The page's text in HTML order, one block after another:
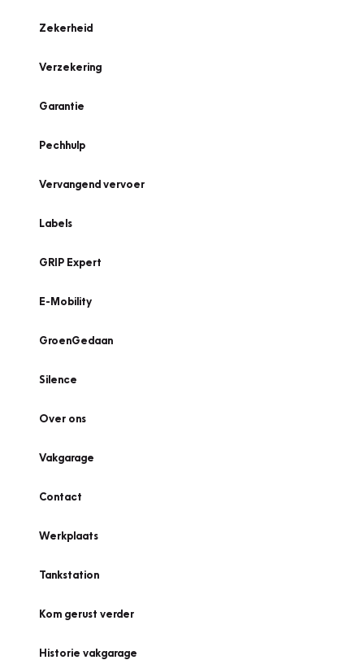
Zekerheid
Verzekering
Garantie
Pechhulp
Vervangend vervoer
Labels
GRIP Expert
E-Mobility
GroenGedaan
Silence
Over ons
Vakgarage
Contact
Werkplaats
Tankstation
Kom gerust verder
Historie vakgarage